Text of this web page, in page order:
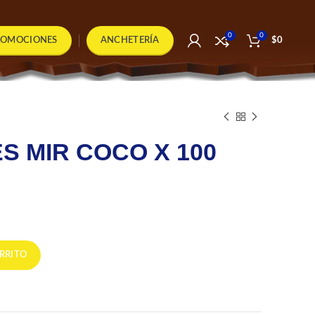
ANCHETERÍA
0 0
$0
MIR COCO X 100
cantidad